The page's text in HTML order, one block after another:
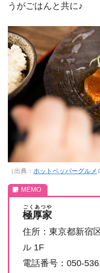
うがごはんと共に♪
（出典： ホットペッパーグルメ
極厚家
ごくあつや
住所：東京都新宿
ル 1F
電話番号：050-